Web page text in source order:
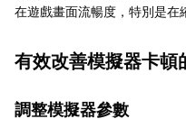
在遊戲畫面流暢度，特別是在
有效改善模擬器卡頓
調整模擬器參數